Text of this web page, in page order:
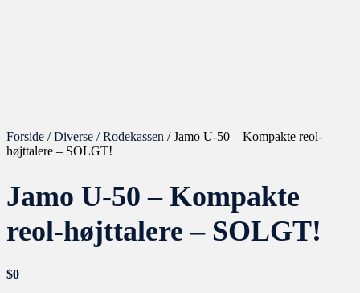
Forside /Diverse / Rodekassen / Jamo U-50 – Kompakte reol-
højttalere – SOLGT!
Jamo U-50 – Kompakte
reol-højttalere – SOLGT!
$0